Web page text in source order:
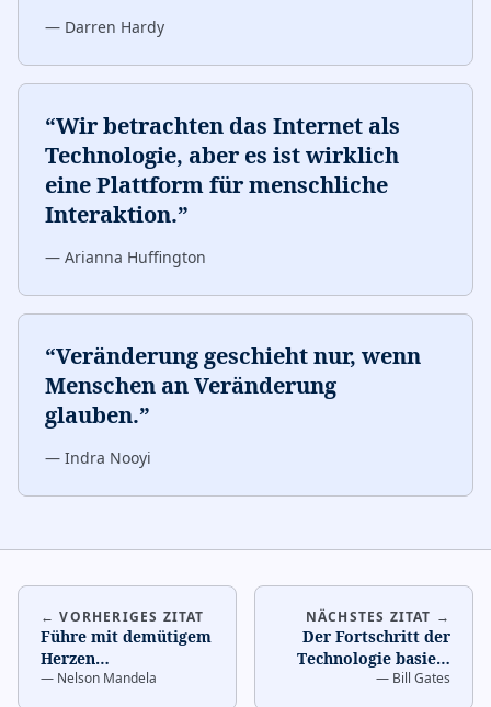
— Darren Hardy
“Wir betrachten das Internet als
Technologie, aber es ist wirklich
eine Plattform für menschliche
Interaktion.”
— Arianna Huffington
“Veränderung geschieht nur, wenn
Menschen an Veränderung
glauben.”
— Indra Nooyi
← VORHERIGES ZITAT
Führe mit demütigem
Herzen…
— Nelson Mandela
NÄCHSTES ZITAT →
Der Fortschritt der
Technologie basiert
darauf, dass sie sich
— Bill Gates